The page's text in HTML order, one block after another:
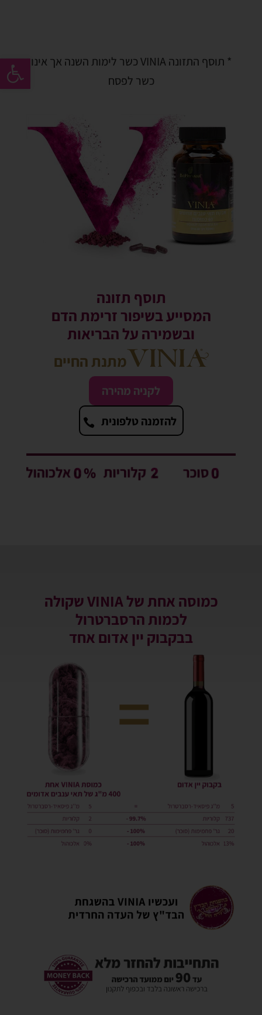
פתח * תוסף התזונה VINIA כשר לימות השנה אך אינו
כשר לפסח
תוסף תזונה
המסייע בשיפור זרימת הדם
ובשמירה על הבריאות
מתנת החיים
לקניה מהירה
להזמנה טלפונית
כמוסה אחת של VINIA שקולה
לכמות הרסברטרול
בבקבוק יין אדום אחד